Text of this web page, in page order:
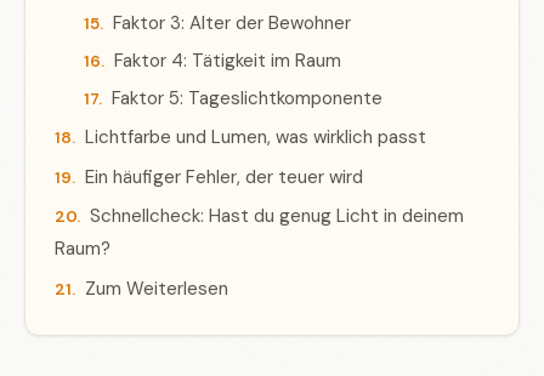
Faktor 3: Alter der Bewohner
Faktor 4: Tätigkeit im Raum
Faktor 5: Tageslichtkomponente
Lichtfarbe und Lumen, was wirklich passt
Ein häufiger Fehler, der teuer wird
Schnellcheck: Hast du genug Licht in deinem
Raum?
Zum Weiterlesen